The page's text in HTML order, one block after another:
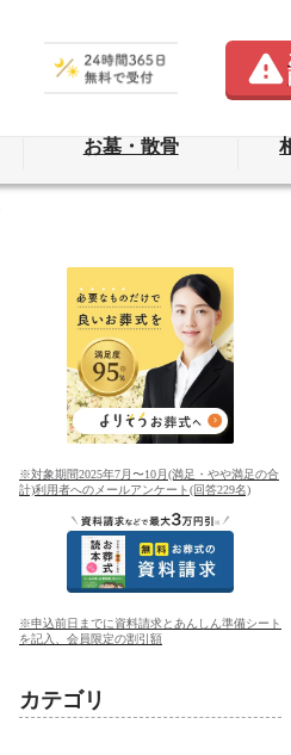
お墓・散骨
※対象期間2025年7月〜10月(満足・やや満足の合
計)利用者へのメールアンケート(回答229名)
※申込前日までに資料請求とあんしん準備シート
を記入、会員限定の割引額
カテゴリ